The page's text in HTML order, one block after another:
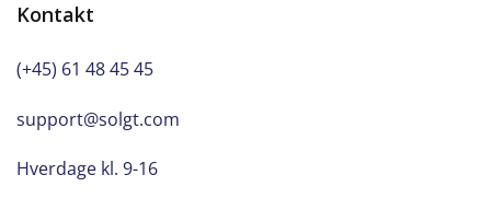
Kontakt
(+45) 61 48 45 45
support@solgt.com
Hverdage kl. 9-16